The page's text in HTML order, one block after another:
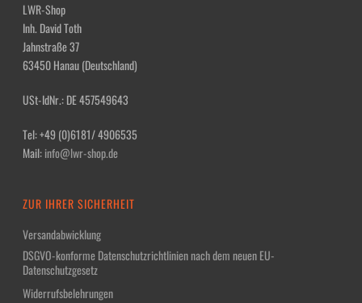
LWR-Shop
Inh. David Toth
Jahnstraße 37
63450 Hanau (Deutschland)
USt-IdNr.: DE 457549643
Tel: +49 (0)6181/ 4906535
Mail:info@lwr-shop.de
ZUR IHRER SICHERHEIT
Versandabwicklung
DSGVO-konforme Datenschutzrichtlinien nach dem neuen EU-
Datenschutzgesetz
Widerrufsbelehrungen